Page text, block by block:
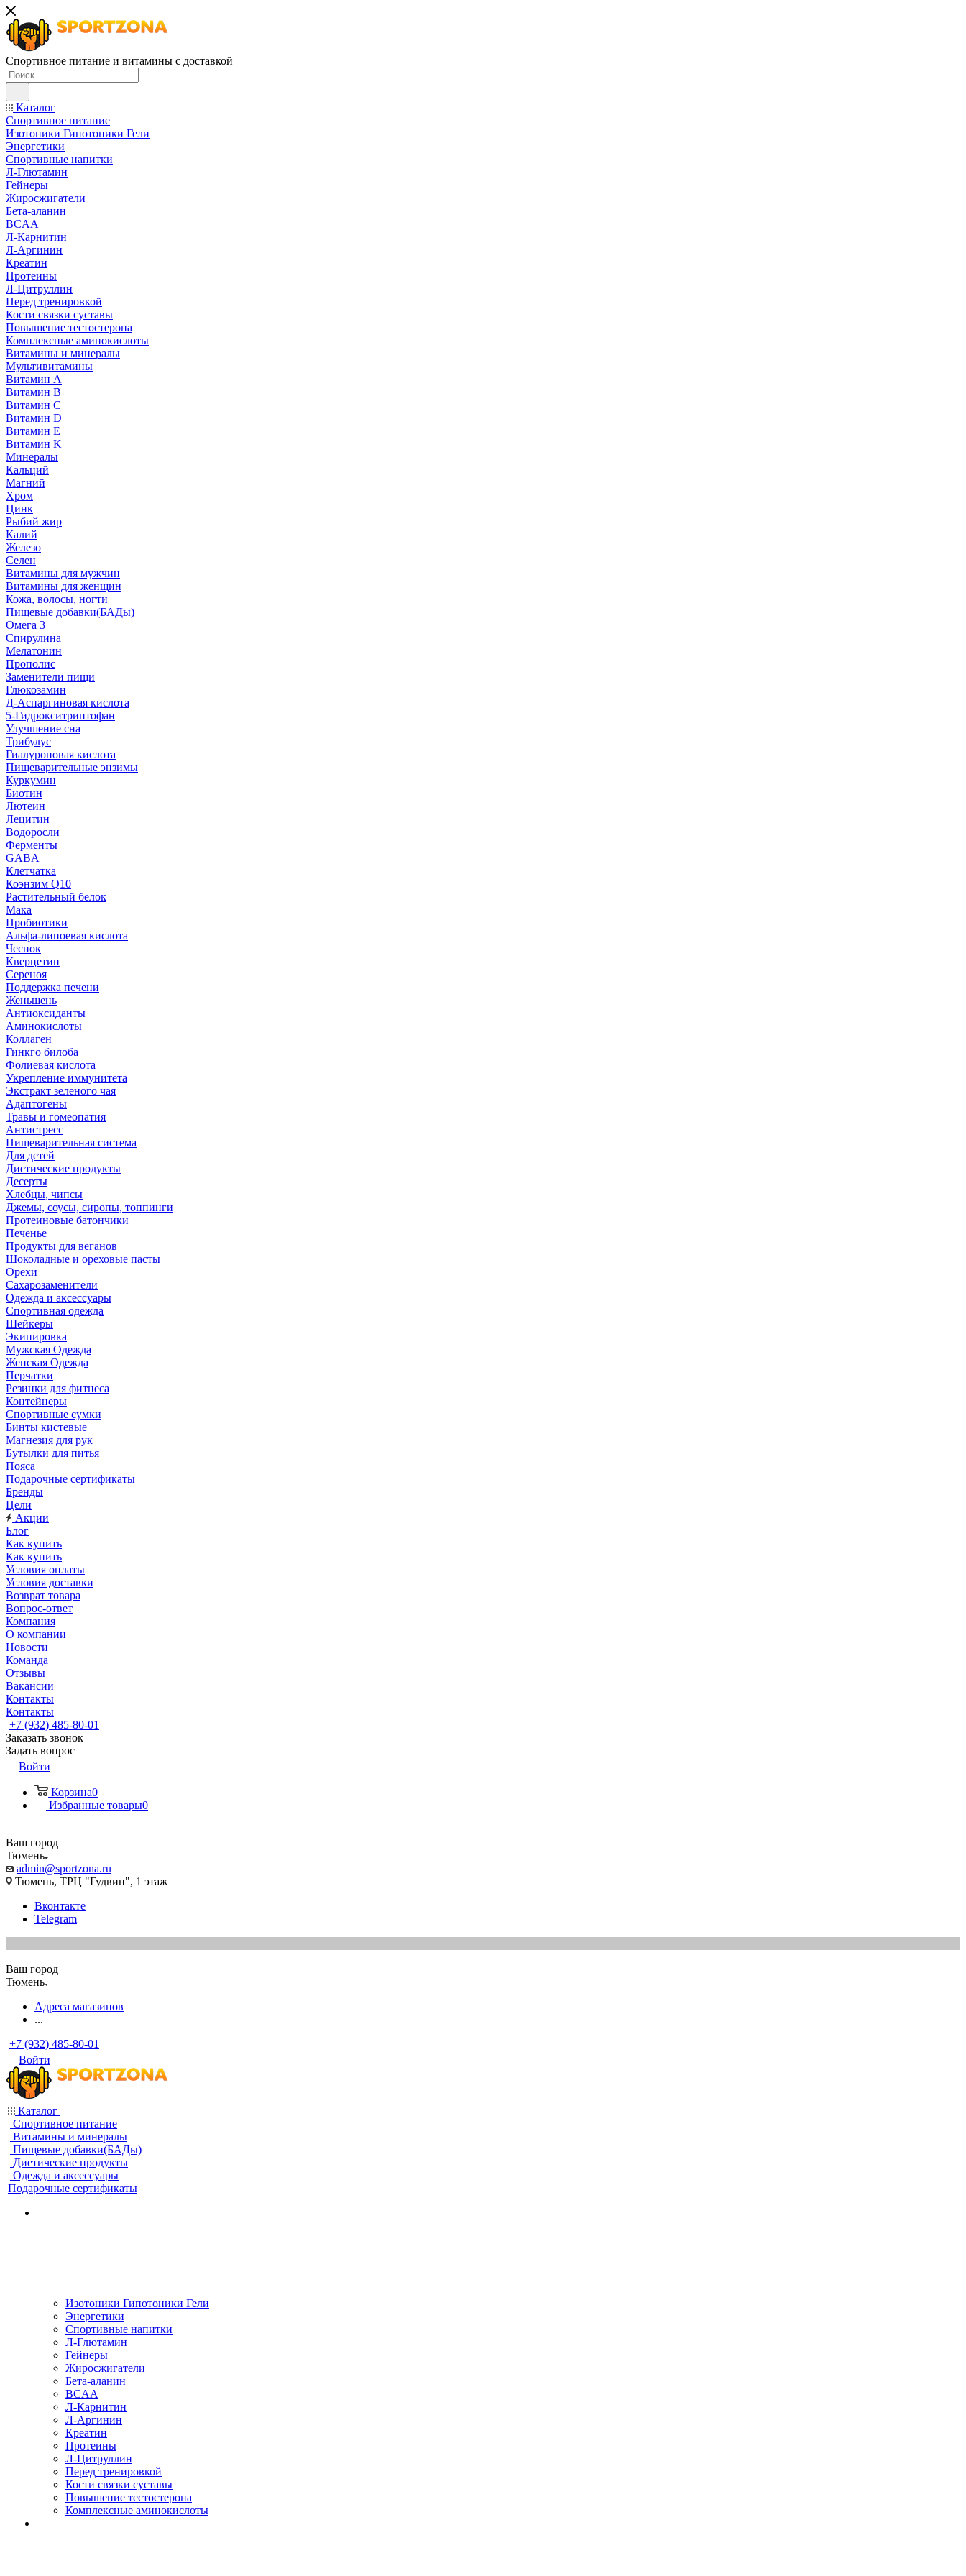
Спортивное питание и витамины с доставкой
Каталог
Спортивное питание
Изотоники Гипотоники Гели
Энергетики
Спортивные напитки
Л-Глютамин
Гейнеры
Жиросжигатели
Бета-аланин
BCAA
Л-Карнитин
Л-Аргинин
Креатин
Протеины
Л-Цитруллин
Перед тренировкой
Кости связки суставы
Повышение тестостерона
Комплексные аминокислоты
Витамины и минералы
Мультивитамины
Витамин A
Витамин B
Витамин C
Витамин D
Витамин E
Витамин K
Минералы
Кальций
Магний
Хром
Цинк
Рыбий жир
Калий
Железо
Селен
Витамины для мужчин
Витамины для женщин
Кожа, волосы, ногти
Пищевые добавки(БАДы)
Омега 3
Спирулина
Мелатонин
Прополис
Заменители пищи
Глюкозамин
Д-Аспаргиновая кислота
5-Гидрокситриптофан
Улучшение сна
Трибулус
Гиалуроновая кислота
Пищеварительные энзимы
Куркумин
Биотин
Лютеин
Лецитин
Водоросли
Ферменты
GABA
Клетчатка
Коэнзим Q10
Растительный белок
Мака
Пробиотики
Альфа-липоевая кислота
Чеснок
Кверцетин
Сереноя
Поддержка печени
Женьшень
Антиоксиданты
Аминокислоты
Коллаген
Гинкго билоба
Фолиевая кислота
Укрепление иммунитета
Экстракт зеленого чая
Адаптогены
Травы и гомеопатия
Антистресс
Пищеварительная система
Для детей
Диетические продукты
Десерты
Хлебцы, чипсы
Джемы, соусы, сиропы, топпинги
Протеиновые батончики
Печенье
Продукты для веганов
Шоколадные и ореховые пасты
Орехи
Сахарозаменители
Одежда и аксессуары
Спортивная одежда
Шейкеры
Экипировка
Мужская Одежда
Женская Одежда
Перчатки
Резинки для фитнеса
Контейнеры
Спортивные сумки
Бинты кистевые
Магнезия для рук
Бутылки для питья
Пояса
Подарочные сертификаты
Бренды
Цели
Акции
Блог
Как купить
Как купить
Условия оплаты
Условия доставки
Возврат товара
Вопрос-ответ
Компания
О компании
Новости
Команда
Отзывы
Вакансии
Контакты
Контакты
+7 (932) 485-80-01
Заказать звонок
Задать вопрос
Войти
Корзина0
Избранные товары0
Ваш город
Тюмень
admin@sportzona.ru
Тюмень, ТРЦ "Гудвин", 1 этаж
Вконтакте
Telegram
Ваш город
Тюмень
Адреса магазинов
...
+7 (932) 485-80-01
Войти
Каталог
Спортивное питание
Витамины и минералы
Пищевые добавки(БАДы)
Диетические продукты
Одежда и аксессуары
Подарочные сертификаты
Изотоники Гипотоники Гели
Энергетики
Спортивные напитки
Л-Глютамин
Гейнеры
Жиросжигатели
Бета-аланин
BCAA
Л-Карнитин
Л-Аргинин
Креатин
Протеины
Л-Цитруллин
Перед тренировкой
Кости связки суставы
Повышение тестостерона
Комплексные аминокислоты